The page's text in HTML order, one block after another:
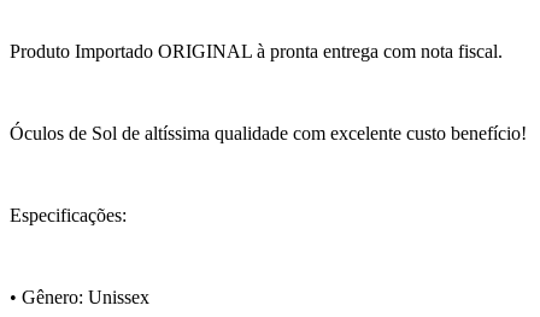
Produto Importado ORIGINAL à pronta entrega com nota fiscal.
Óculos de Sol de altíssima qualidade com excelente custo benefício!
Especificações:
• Gênero: Unissex